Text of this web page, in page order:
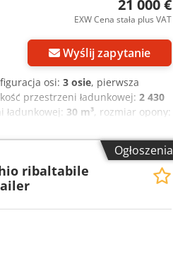
21 000 €
EXW Cena stała plus VAT
Wyślij zapytanie
osi: 3 osie, pierwsza
przestrzeni ładunkowej: 2 430
ładunkowej: 30 m³, rozmiar opony:
i opuszczane Osie BPW Felgi
Zasuwa zbożowa
wystąpienia błędów.
Ogłoszenia
ribaltabile